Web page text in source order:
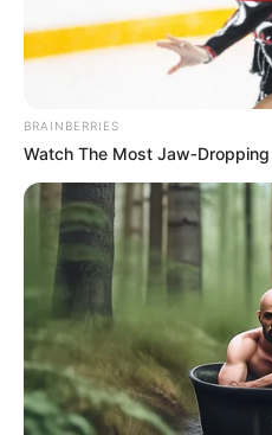
BRAINBERRIES
Watch The Most